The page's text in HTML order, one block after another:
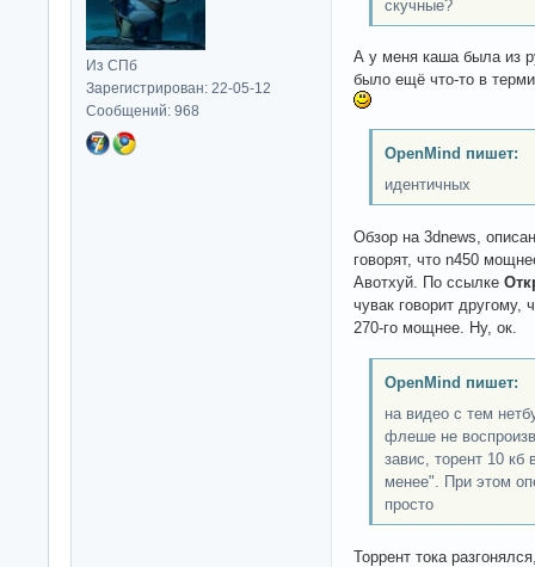
Из СПб
Зарегистрирован: 22-05-12
Сообщений: 968
скучные?
А у меня каша была из
было ещё что-то в
OpenMind пишет:
идентичных
Обзор на 3dnews,
говорят, что n450
Авотхуй. По ссылке
чувак говорит другому,
270-го мощнее. Ну, ок.
OpenMind пишет:
на видео с тем
флеше не
завис, торент 10 кб
менее". При этом
просто
Торрент тока